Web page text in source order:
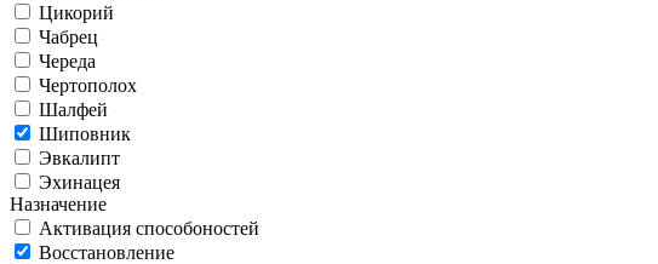
Цикорий
Чабрец
Череда
Чертополох
Шалфей
Шиповник
Эвкалипт
Эхинацея
Назначение
Активация способоностей
Восстановление